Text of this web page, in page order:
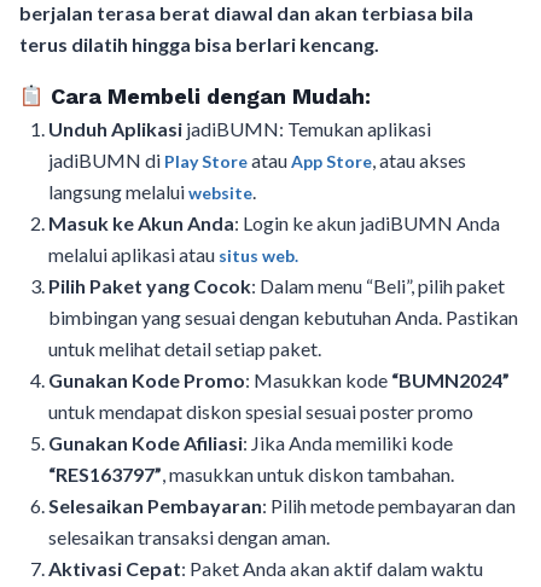
berjalan terasa berat diawal dan akan terbiasa bila
terus dilatih hingga bisa berlari kencang.
Cara Membeli dengan Mudah:
Unduh Aplikasi jadiBUMN: Temukan aplikasi
jadiBUMN di Play StoreatauApp Store, atau akses
langsung melaluiwebsite.
Masuk ke Akun Anda: Login ke akun jadiBUMN Anda
melalui aplikasi atau situs web.
Pilih Paket yang Cocok: Dalam menu “Beli”, pilih paket
bimbingan yang sesuai dengan kebutuhan Anda. Pastikan
untuk melihat detail setiap paket.
Gunakan Kode Promo: Masukkan kode “BUMN2024”
untuk mendapat diskon spesial sesuai poster promo
Gunakan Kode Afiliasi: Jika Anda memiliki kode
“RES163797”, masukkan untuk diskon tambahan.
Selesaikan Pembayaran: Pilih metode pembayaran dan
selesaikan transaksi dengan aman.
Aktivasi Cepat: Paket Anda akan aktif dalam waktu